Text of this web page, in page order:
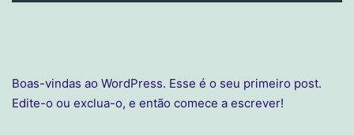
Boas-vindas ao WordPress. Esse é o seu primeiro post.
Edite-o ou exclua-o, e então comece a escrever!